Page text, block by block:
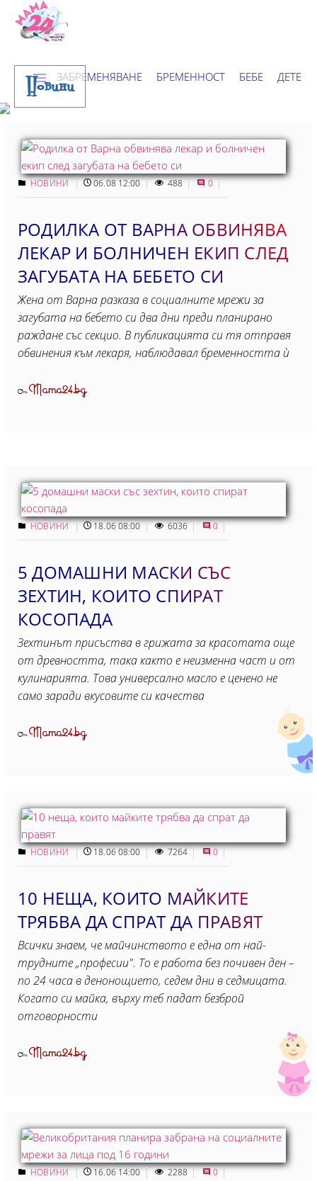
ЗАБРЕМЕНЯВАНЕ БРЕМЕННОСТ БЕБЕ ДЕТЕ
ДОМ
Новини
НОВИНИ 06.08 12:00 488 0
РОДИЛКА ОТ ВАРНА ОБВИНЯВА
ЛЕКАР И БОЛНИЧЕН ЕКИП СЛЕД
ЗАГУБАТА НА БЕБЕТО СИ
Жена от Варна разказа в социалните мрежи за
загубата на бебето си два дни преди планирано
раждане със секцио. В публикацията си тя отправя
обвинения към лекаря, наблюдавал бременността ѝ
ОтMama24.bg
НОВИНИ 18.06 08:00 6036 0
5 ДОМАШНИ МАСКИ СЪС
ЗЕХТИН, КОИТО СПИРАТ
КОСОПАДА
Зехтинът присъства в грижата за красотата още
от древността, така както е неизменна част и от
кулинарията. Това универсално масло е ценено не
само заради вкусовите си качества
ОтMama24.bg
НОВИНИ 18.06 08:00 7264 0
10 НЕЩА, КОИТО МАЙКИТЕ
ТРЯБВА ДА СПРАТ ДА ПРАВЯТ
Всички знаем, че майчинството е една от най-
трудните „професии". То е работа без почивен ден –
по 24 часа в денонощието, седем дни в седмицата.
Когато си майка, върху теб падат безброй
отговорности
ОтMama24.bg
НОВИНИ 16.06 14:00 2288 0